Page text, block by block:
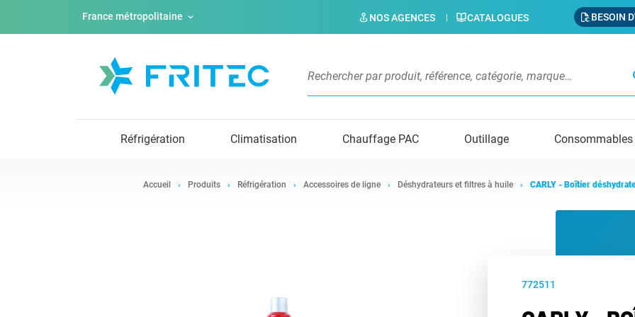
France métropolitaine NOS AGENCES CATALOGUES BESOIN
Réfrigération Climatisation Chauffage PAC Outillage Consommables
Accueil Produits Réfrigération Accessoires de ligne Déshydrateurs et filtres à huile CARLY - Boîtier
772511